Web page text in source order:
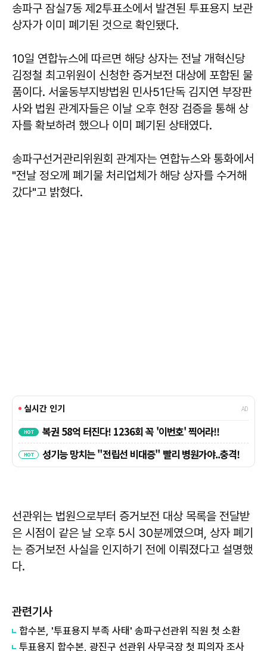
송파구 잠실7동 제2투표소에서 발견된 투표용지 보관
상자가 이미 폐기된 것으로 확인됐다.
10일 연합뉴스에 따르면 해당 상자는 전날 개혁신당
김정철 최고위원이 신청한 증거보전 대상에 포함된 물
품이다. 서울동부지방법원 민사51단독 김지연 부장판
사와 법원 관계자들은 이날 오후 현장 검증을 통해 상
자를 확보하려 했으나 이미 폐기된 상태였다.
송파구선거관리위원회 관계자는 연합뉴스와 통화에서
"전날 정오께 폐기물 처리업체가 해당 상자를 수거해
갔다"고 밝혔다.
선관위는 법원으로부터 증거보전 대상 목록을 전달받
은 시점이 같은 날 오후 5시 30분께였으며, 상자 폐기
는 증거보전 사실을 인지하기 전에 이뤄졌다고 설명했
다.
관련기사
합수본, '투표용지 부족 사태' 송파구선관위 직원 첫 소환
투표용지 합수본, 광진구 선관위 사무국장 첫 피의자 조사